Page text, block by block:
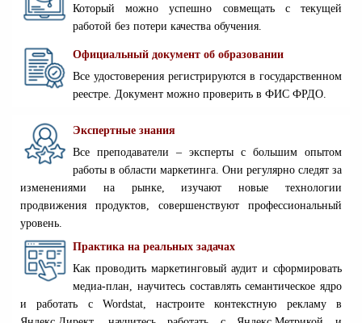
Который можно успешно совмещать с текущей
работой без потери качества обучения.
Официальный документ об образовании
Все удостоверения регистрируются в государственном
реестре. Документ можно проверить в ФИС ФРДО.
Экспертные знания
Все преподаватели – эксперты с большим опытом
работы в области маркетинга. Они регулярно следят за
изменениями на рынке, изучают новые технологии
продвижения продуктов, совершенствуют профессиональный
уровень.
Практика на реальных задачах
Как проводить маркетинговый аудит и сформировать
медиа-план, научитесь составлять семантическое ядро
и работать с Wordstat, настроите контекстную рекламу в